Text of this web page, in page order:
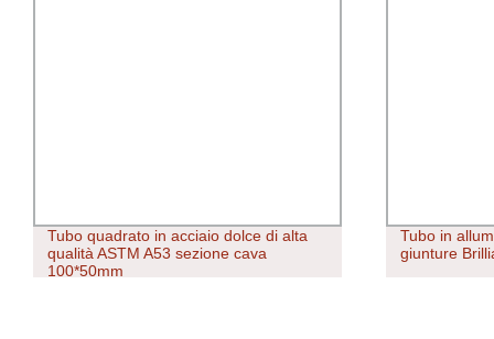
Tubo quadrato in acciaio dolce di alta
qualità ASTM A53 sezione cava
100*50mm
Tubo in
giunture